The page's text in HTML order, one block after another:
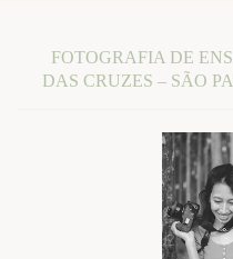
FOTOGRAFIA DE
DAS CRUZES – SÃO